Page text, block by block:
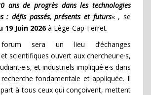
ans de progrès dans les technologies
: défis passés, présents et futurs« , se
19 Juin 2026à Lège-Cap-Ferret.
sera un lieu d’échanges
scientifiques ouvert aux chercheur·e·s,
et industriels impliqué·e·s dans
fondamentale et appliquée. Il
part à tous ceux qui conçoivent, mettent